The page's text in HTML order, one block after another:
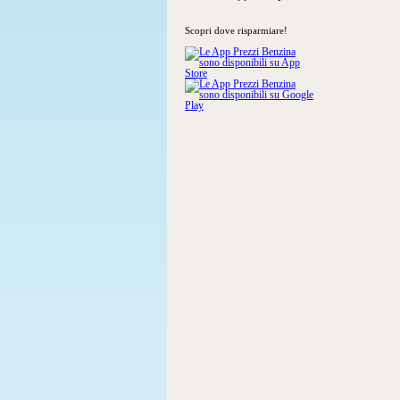
Scopri dove risparmiare!